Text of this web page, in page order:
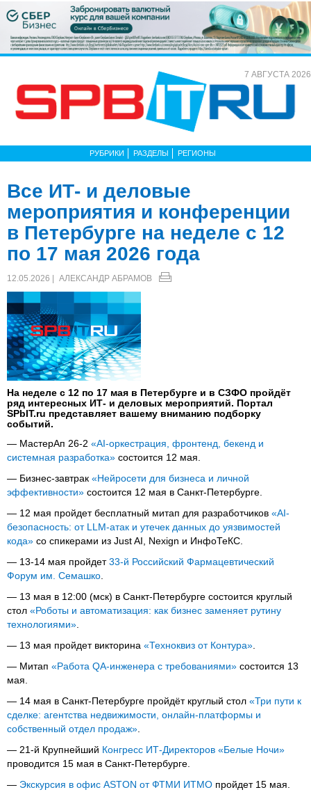
7 АВГУСТА 2026
РУБРИКИ РАЗДЕЛЫ РЕГИОНЫ
Все ИТ- и деловые
мероприятия и конференции
в Петербурге на неделе с 12
по 17 мая 2026 года
12.05.2026 | АЛЕКСАНДР АБРАМОВ
На неделе с 12 по 17 мая в Петербурге и в СЗФО пройдёт
ряд интересных ИТ- и деловых мероприятий. Портал
SPbIT.ru представляет вашему вниманию подборку
событий.
— МастерАп 26-2 «AI-оркестрация, фронтенд, бекенд и
системная разработка» состоится 12 мая.
— Бизнес-завтрак «Нейросети для бизнеса и личной
эффективности» состоится 12 мая в Санкт-Петербурге.
— 12 мая пройдет бесплатный митап для разработчиков «AI-
безопасность: от LLM-атак и утечек данных до уязвимостей
кода» со спикерами из Just AI, Nexign и ИнфоТеКС.
— 13-14 мая пройдет33-й Российский Фармацевтический
Форум им. Семашко
— 13 мая в 12:00 (мск) в Санкт-Петербурге состоится круглый
стол «Роботы и автоматизация: как бизнес заменяет рутину
технологиями»
— 13 мая пройдет викторина «Техноквиз от Контура»
— Митап «Работа QA-инженера с требованиями» состоится 13
мая.
— 14 мая в Санкт-Петербурге пройдёт круглый стол «Три пути к
сделке: агентства недвижимости, онлайн-платформы и
собственный отдел продаж»
— 21-й Крупнейший Конгресс ИТ-Директоров «Белые Ночи»
проводится 15 мая в Санкт-Петербурге.
— Экскурсия в офис ASTON от ФТМИ ИТМО пройдет 15 мая.